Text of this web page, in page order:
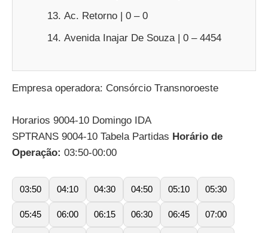
Ac. Retorno | 0 – 0
Avenida Inajar De Souza | 0 – 4454
Empresa operadora: Consórcio Transnoroeste
Horarios 9004-10 Domingo IDA
SPTRANS 9004-10 Tabela Partidas Horário de
Operação: 03:50-00:00
03:50 04:10 04:30 04:50 05:10 05:30
05:45 06:00 06:15 06:30 06:45 07:00